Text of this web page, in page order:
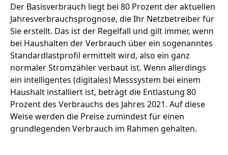
Der Basisverbrauch liegt bei 80 Prozent der aktuellen
Jahresverbrauchsprognose, die Ihr Netzbetreiber für
Sie erstellt. Das ist der Regelfall und gilt immer, wenn
bei Haushalten der Verbrauch über ein sogenanntes
Standardlastprofil ermittelt wird, also ein ganz
normaler Stromzähler verbaut ist. Wenn allerdings
ein intelligentes (digitales) Messsystem bei einem
Haushalt installiert ist, beträgt die Entlastung 80
Prozent des Verbrauchs des Jahres 2021. Auf diese
Weise werden die Preise zumindest für einen
grundlegenden Verbrauch im Rahmen gehalten.